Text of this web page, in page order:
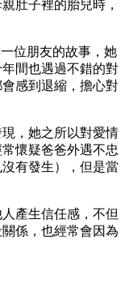
肚子裡的胎兒時，
位朋友的故事，她
間也遇過不錯的對
感到退縮，擔心對
，她之所以對愛情
懷疑爸爸外遇不忠
有發生），但是當
產生信任感，不但
係，也經常會因為